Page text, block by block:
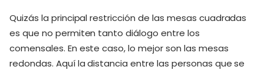
Quizás la principal restricción de las mesas cuadradas
es que no permiten tanto diálogo entre los
comensales. En este caso, lo mejor son las mesas
redondas. Aquí la distancia entre las personas que se